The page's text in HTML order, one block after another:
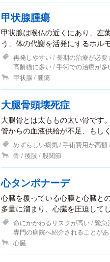
甲状腺腫瘍
甲状腺は喉仏の近くにあり、左
う、体の代謝を活発にするホルモンを作っています。 猫の甲
すが、甲状腺ホルモンを過剰に
再発しやすい 長期の治療が必要
高齢猫に多い 手術での治療が多
甲状腺
腫瘍
大腿骨頭壊死症
大腿骨とは太ももの太い骨です
管からの血液供給が不足、もし
めずらしい病気 手術費用が高額
骨 後肢 股関節
心タンポナーデ
心臓を覆っている心膜と心臓と
多量に溜まり、心臓を圧迫して
命にかかわるリスクが高い 緊急
専門の病院へ紹介されることが
心臓